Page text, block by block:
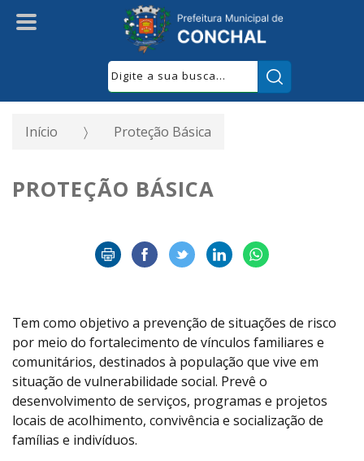
Início Proteção Básica
PROTEÇÃO BÁSICA
Tem como objetivo a prevenção de situações de risco
por meio do fortalecimento de vínculos familiares e
comunitários, destinados à população que vive em
situação de vulnerabilidade social. Prevê o
desenvolvimento de serviços, programas e projetos
locais de acolhimento, convivência e socialização de
famílias e indivíduos.